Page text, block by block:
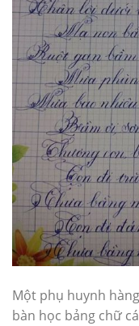
Một phụ huynh
bàn học bảng chữ